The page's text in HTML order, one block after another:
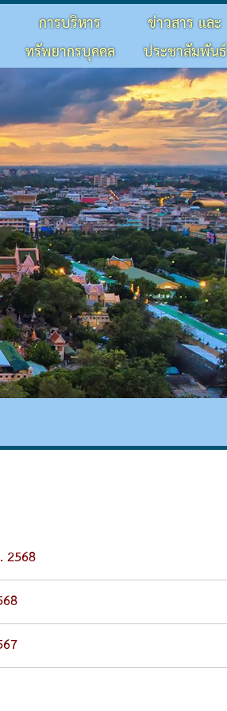
ข่าวสาร และ
ประชาสัมพันธ์
การบริหาร
ทรัพยากรบุคคล
2568